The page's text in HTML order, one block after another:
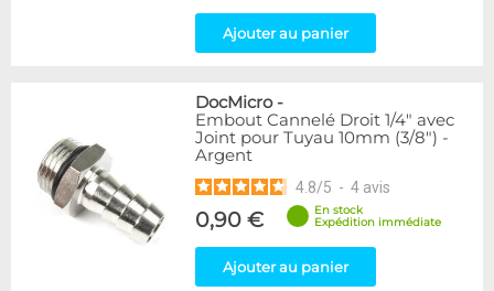
6
Articles en promotions
Appliquer
Ajouter au panier
DocMicro-
Embout Cannelé Droit 1/4" avec
Joint pour Tuyau 10mm (3/8") -
Argent
4.8/5 - 4 avis
0,90 €
En stock
Expédition immédiate
Ajouter au panier